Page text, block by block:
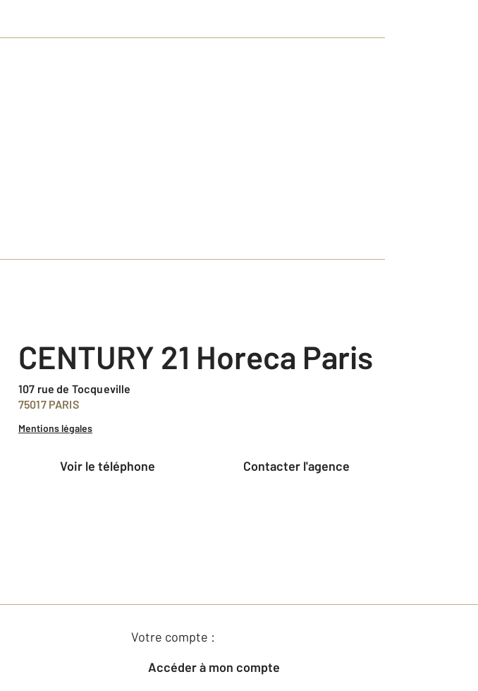
CENTURY 21 Horeca Paris
107 rue de Tocqueville
75017 PARIS
Mentions légales
voir le téléphone Contacter l'agence
Votre compte :
Accéder à mon compte